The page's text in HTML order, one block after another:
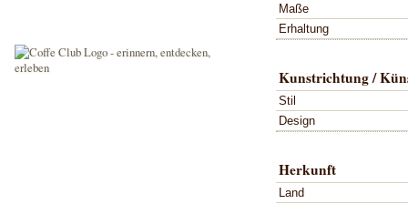
Maße
Erhaltung
Kunstrichtung /
Stil
Design
Herkunft
Land